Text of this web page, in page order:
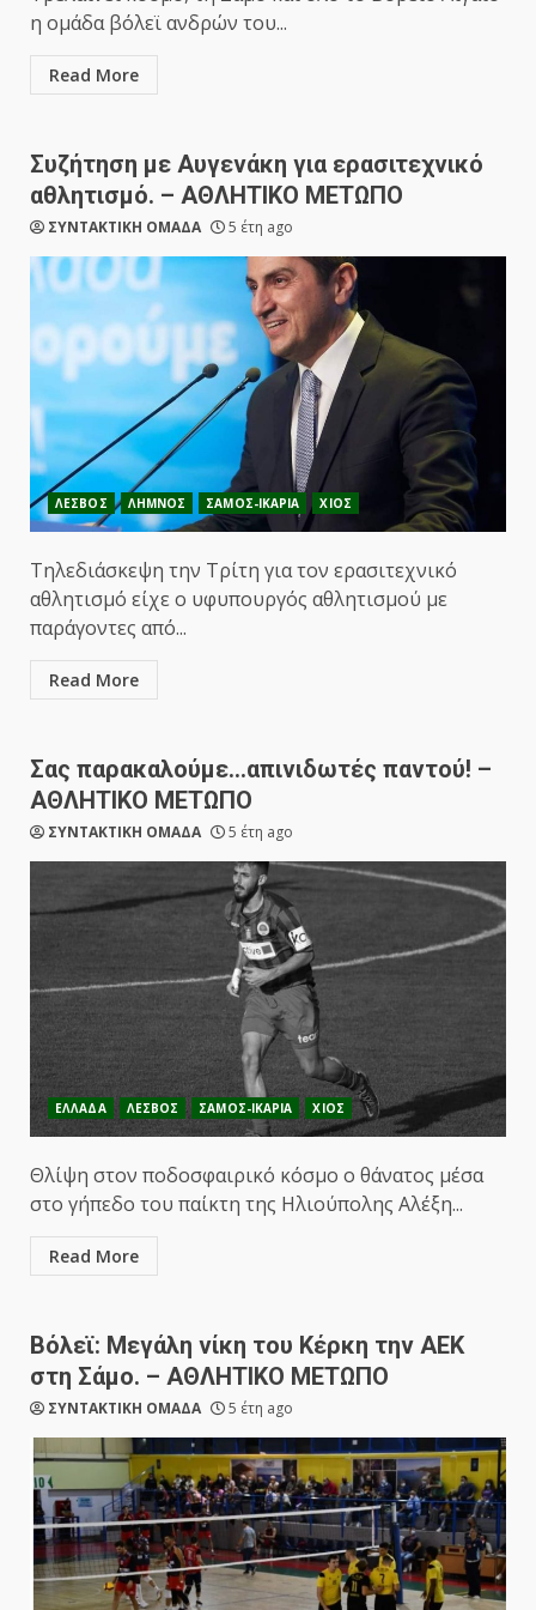
η ομάδα βόλεϊ ανδρών του...
Read More
Συζήτηση με Αυγενάκη για ερασιτεχνικό
αθλητισμό. – ΑΘΛΗΤΙΚΟ ΜΕΤΩΠΟ
ΣΥΝΤΑΚΤΙΚΗ ΟΜΑΔΑ 5 έτη ago
ΛΕΣΒΟΣ ΛΗΜΝΟΣ ΣΑΜΟΣ-ΙΚΑΡΙΑ ΧΙΟΣ
Τηλεδιάσκεψη την Τρίτη για τον ερασιτεχνικό
αθλητισμό είχε ο υφυπουργός αθλητισμού με
παράγοντες από...
Read More
Σας παρακαλούμε…απινιδωτές παντού! –
ΑΘΛΗΤΙΚΟ ΜΕΤΩΠΟ
ΣΥΝΤΑΚΤΙΚΗ ΟΜΑΔΑ 5 έτη ago
ΕΛΛΑΔΑ ΛΕΣΒΟΣ ΣΑΜΟΣ-ΙΚΑΡΙΑ ΧΙΟΣ
Θλίψη στον ποδοσφαιρικό κόσμο ο θάνατος μέσα
στο γήπεδο του παίκτη της Ηλιούπολης Αλέξη...
Read More
Βόλεϊ: Μεγάλη νίκη του Κέρκη την ΑΕΚ
στη Σάμο. – ΑΘΛΗΤΙΚΟ ΜΕΤΩΠΟ
ΣΥΝΤΑΚΤΙΚΗ ΟΜΑΔΑ 5 έτη ago